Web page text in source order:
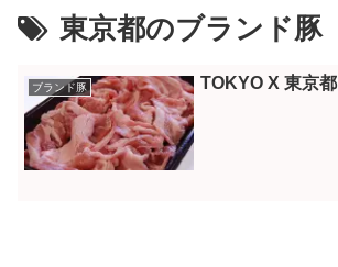
東京都のブランド豚
ブランド豚 TOKYO X 東京都